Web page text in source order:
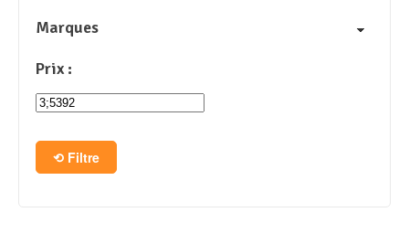
Marques
Prix :
Filtre